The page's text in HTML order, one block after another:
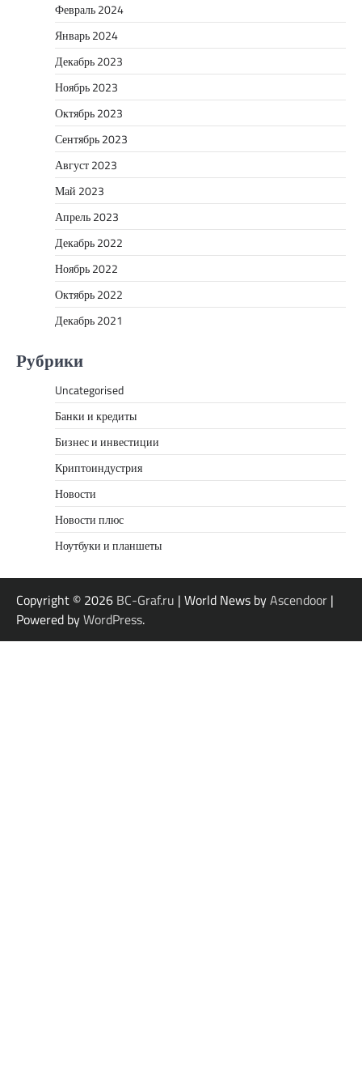
Февраль 2024
Январь 2024
Декабрь 2023
Ноябрь 2023
Октябрь 2023
Сентябрь 2023
Август 2023
Май 2023
Апрель 2023
Декабрь 2022
Ноябрь 2022
Октябрь 2022
Декабрь 2021
Рубрики
Uncategorised
Банки и кредиты
Бизнес и инвестиции
Криптоиндустрия
Новости
Новости плюс
Ноутбуки и планшеты
Copyright © 2026 BC-Graf.ru | World News byAscendoor |
Powered byWordPress.